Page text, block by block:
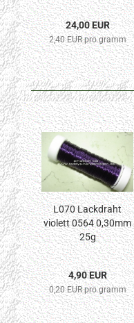
24,00 EUR
2,40 EUR pro gramm
L070 Lackdraht
violett 0564 0,30mm
25g
4,90 EUR
0,20 EUR pro gramm